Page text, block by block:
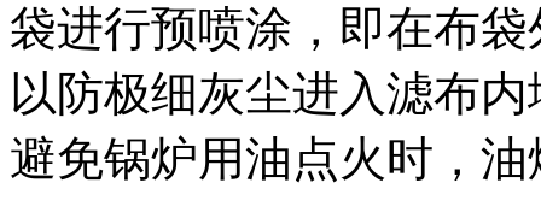
袋进行预喷涂，即在布
以防极细灰尘进入滤布
避免锅炉用油点火时，